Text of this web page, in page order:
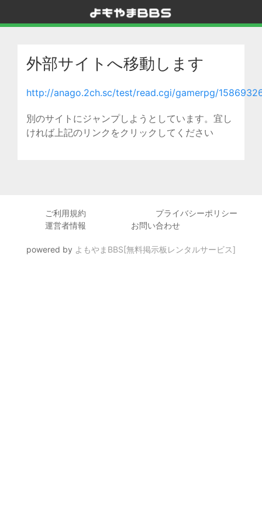
外部サイトへ移動します
http://anago.2ch.sc/test/read.cgi/gamerpg/
別のサイトにジャンプしようとしています。宜し
ければ上記のリンクをクリックしてください
ご利用規約
プライバシーポリシー
運営者情報
お問い合わせ
powered by よもやまBBS[無料掲示板レンタルサービス]